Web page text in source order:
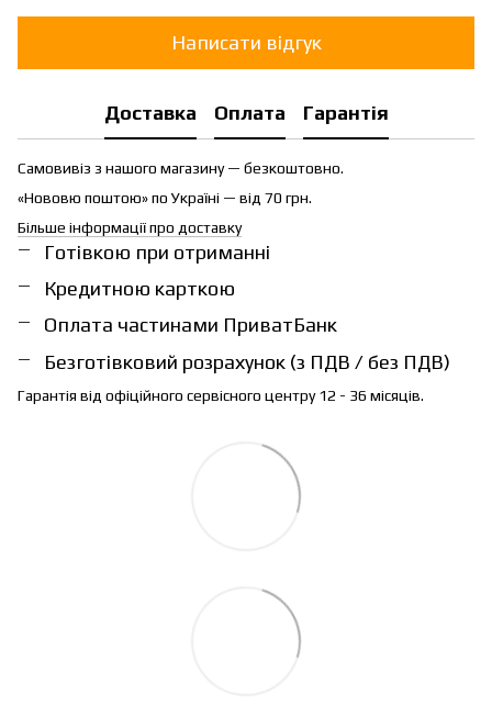
Написати відгук
Доставка Оплата Гарантія
Самовивіз з нашого магазину — безкоштовно.
«Нововю поштою» по Україні — від 70 грн.
Більше інформації про доставку
Готівкою при отриманні
Кредитною карткою
Оплата частинами ПриватБанк
Безготівковий розрахунок (з ПДВ / без ПДВ)
Гарантія від офіційного сервісного центру 12 - 36 місяців.